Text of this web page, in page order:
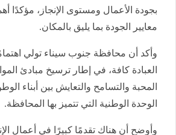
بجودة الأعمال ومستوى الإنجاز، مؤكدًا
معايير الجودة بما يليق بالمكان.
وأكد أن محافظة جنوب سيناء تولي
العبادة كافة، في إطار ترسيخ مبادئ
المحبة والتسامح والتعايش بين أبناء
الوحدة الوطنية التي تتميز بها المحافظة.
وأوضح أن هناك تقدمًا كبيرًا في أعمال